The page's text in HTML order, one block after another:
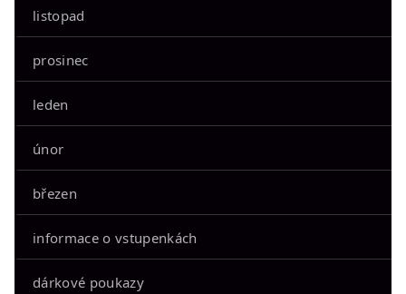
listopad
prosinec
leden
únor
březen
informace o vstupenkách
dárkové poukazy